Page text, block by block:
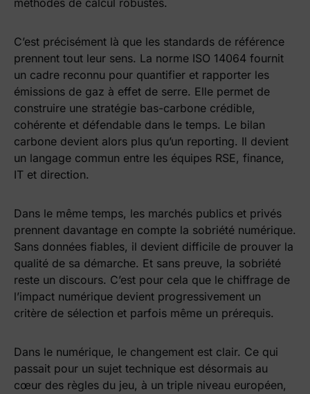
méthodes de calcul robustes.
C’est précisément là que les standards de référence
prennent tout leur sens. La norme ISO 14064 fournit
un cadre reconnu pour quantifier et rapporter les
émissions de gaz à effet de serre. Elle permet de
construire une stratégie bas-carbone crédible,
cohérente et défendable dans le temps. Le bilan
carbone devient alors plus qu’un reporting. Il devient
un langage commun entre les équipes RSE, finance,
IT et direction.
Dans le même temps, les marchés publics et privés
prennent davantage en compte la sobriété numérique.
Sans données fiables, il devient difficile de prouver la
qualité de sa démarche. Et sans preuve, la sobriété
reste un discours. C’est pour cela que le chiffrage de
l’impact numérique devient progressivement un
critère de sélection et parfois même un prérequis.
Dans le numérique, le changement est clair. Ce qui
passait pour un sujet technique est désormais au
cœur des règles du jeu, à un triple niveau européen,